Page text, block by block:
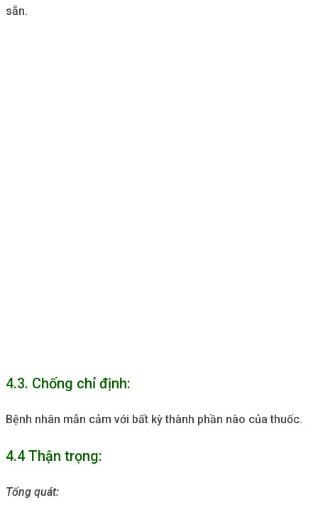
sẵn.
4.3. Chống chỉ định:
Bệnh nhân mẫn cảm với bất kỳ thành phần nào của thuốc.
4.4 Thận trọng:
Tổng quát: